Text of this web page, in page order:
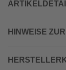
HINWEISE